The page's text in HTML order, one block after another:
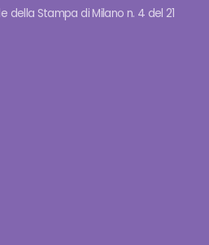
della Stampa di Milano n. 4 del 21